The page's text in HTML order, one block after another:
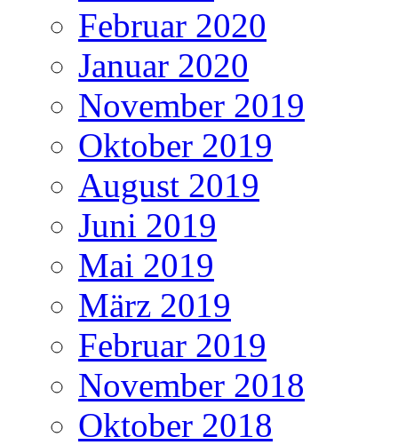
Februar 2020
Januar 2020
November 2019
Oktober 2019
August 2019
Juni 2019
Mai 2019
März 2019
Februar 2019
November 2018
Oktober 2018